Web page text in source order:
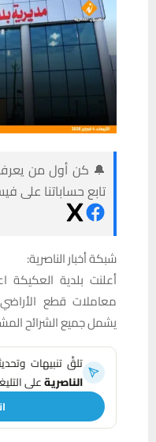
🔔 كن أول من يعرف
تابع حساباتنا على
شبكة أخبار الناصرية:
أعلنت بلدية العكيكة
معاملات قطع
يشمل جميع الشرائح
تلقَّ تنبيهات
الناصريةعلى